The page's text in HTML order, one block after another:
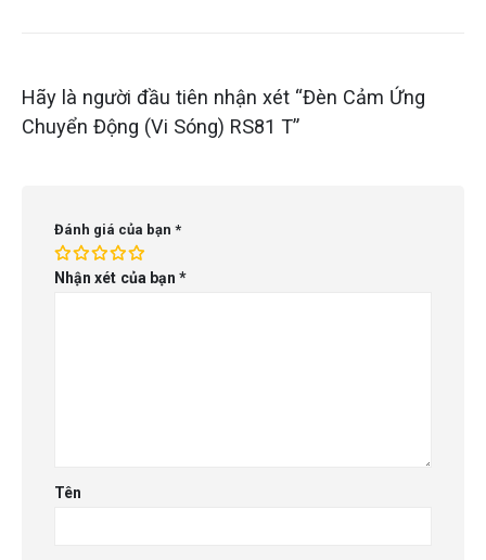
Hãy là người đầu tiên nhận xét “Đèn Cảm Ứng
Chuyển Động (Vi Sóng) RS81 T”
Đánh giá của bạn *
Nhận xét của bạn*
Tên